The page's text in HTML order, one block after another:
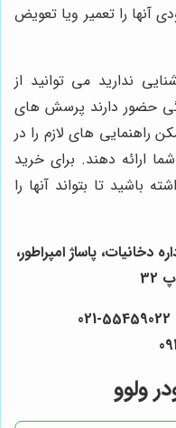
آنها را تعمیر ویا تعویض
ندارید می توانید از
حضور دارند پرسش های
راهنمایی های لازم را در
ارائه دهند. برای خرید
باشید تا بتواند آنها را
دخانیات، پاساژ امپراطور،
ولوو